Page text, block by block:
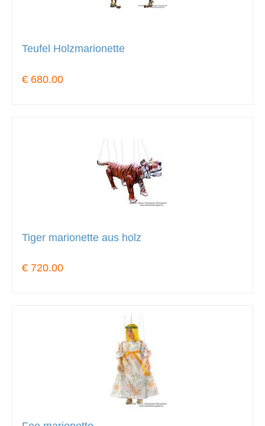
Teufel Holzmarionette
€ 680.00
Tiger marionette aus holz
€ 720.00